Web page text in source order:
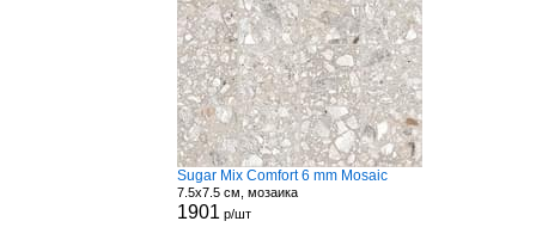
Sugar Mix Comfort 6 mm Mosaic
7.5x7.5 см, мозаика
1901 р/шт